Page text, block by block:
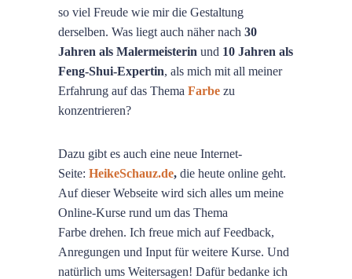
so viel Freude wie mir die Gestaltung
derselben. Was liegt auch näher nach 30
Jahren als Malermeisterin und 10 Jahren als
Feng-Shui-Expertin, als mich mit all meiner
Erfahrung auf das Thema Farbe zu
konzentrieren?
Dazu gibt es auch eine neue Internet-
Seite: HeikeSchauz.de, die heute online geht.
Auf dieser Webseite wird sich alles um meine
Online-Kurse rund um das Thema
Farbe drehen. Ich freue mich auf Feedback,
Anregungen und Input für weitere Kurse. Und
natürlich ums Weitersagen! Dafür bedanke ich